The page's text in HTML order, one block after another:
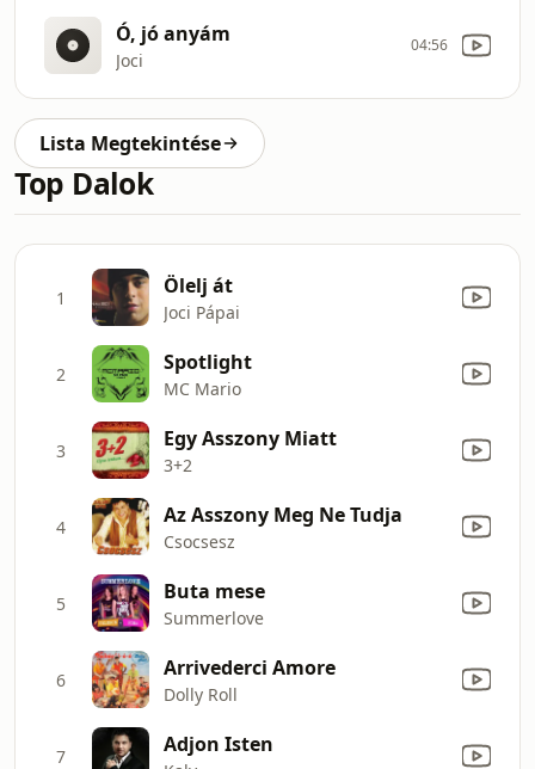
Ó, jó anyám
Joci
04:56
Lista Megtekintése
Top Dalok
1 Ölelj át
Joci Pápai
2 Spotlight
MC Mario
3 Egy Asszony Miatt
3+2
4 Az Asszony Meg Ne Tudja
Csocsesz
5 Buta mese
Summerlove
6 Arrivederci Amore
Dolly Roll
7 Adjon Isten